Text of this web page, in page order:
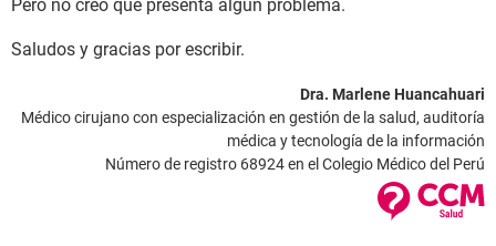
Pero no creo que presenta algún problema.
Saludos y gracias por escribir.
Dra. Marlene Huancahuari
Médico cirujano con especialización en gestión de la salud, auditoría
médica y tecnología de la información
Número de registro 68924 en el Colegio Médico del Perú